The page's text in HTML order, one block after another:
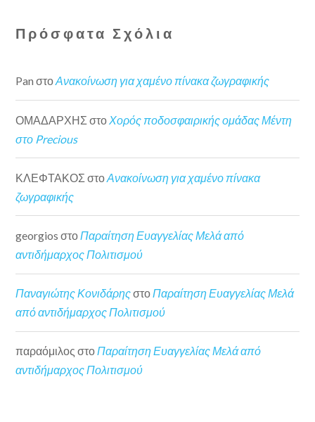
Πρόσφατα Σχόλια
Pan στοΑνακοίνωση για χαμένο πίνακα ζωγραφικής
ΟΜΑΔΑΡΧΗΣ στο Χορός ποδοσφαιρικής ομάδας Μέντη
στο Precious
ΚΛΕΦΤΑΚΟΣ στοΑνακοίνωση για χαμένο πίνακα
ζωγραφικής
georgios στοΠαραίτηση Ευαγγελίας Μελά από
αντιδήμαρχος Πολιτισμού
Παναγιώτης ΚονιδάρηςστοΠαραίτηση Ευαγγελίας Μελά
από αντιδήμαρχος Πολιτισμού
παραόμιλος στοΠαραίτηση Ευαγγελίας Μελά από
αντιδήμαρχος Πολιτισμού